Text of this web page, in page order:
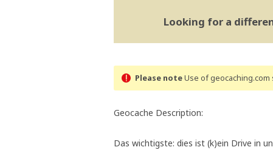
Looking for a
Please noteUse of geocaching.com
Geocache Description:
Das wichtigste: dies ist (k)ein Drive in